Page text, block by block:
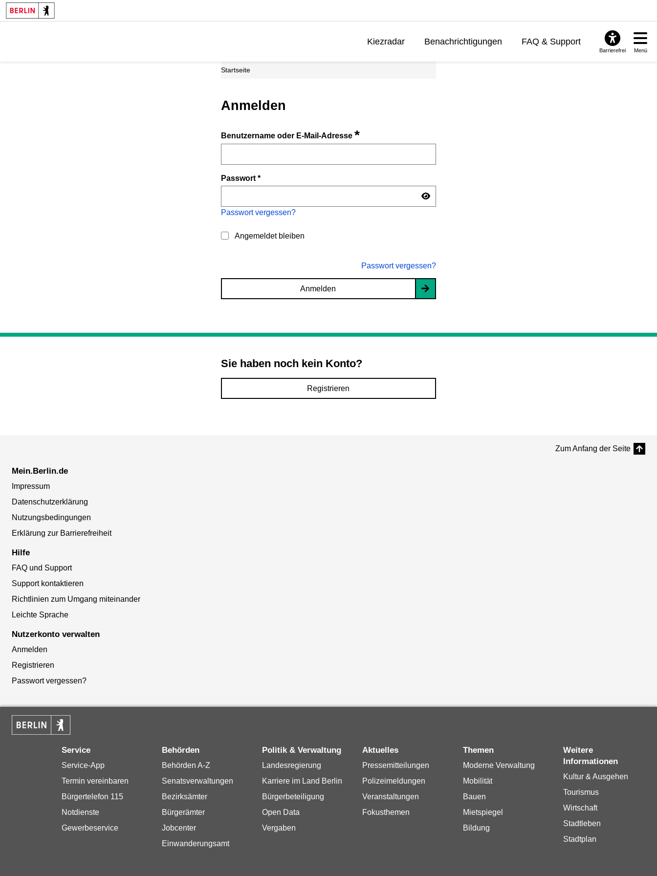
Kiezradar Benachrichtigungen FAQ & Support
Barrierefrei Menü
Startseite
Anmelden
Benutzername oder E-Mail-Adresse*
Passwort*
Passwort vergessen?
Angemeldet bleiben
Passwort vergessen?
Anmelden
Sie haben noch kein Konto?
Registrieren
Zum Anfang der Seite
Mein.Berlin.de
Impressum
Datenschutzerklärung
Nutzungsbedingungen
Erklärung zur Barrierefreiheit
Hilfe
FAQ und Support
Support kontaktieren
Richtlinien zum Umgang miteinander
Leichte Sprache
Nutzerkonto verwalten
Anmelden
Registrieren
Passwort vergessen?
Service
Service-App
Termin vereinbaren
Bürgertelefon 115
Notdienste
Gewerbeservice
Behörden
Behörden A-Z
Senatsverwaltungen
Bezirksämter
Bürgerämter
Jobcenter
Einwanderungsamt
Politik & Verwaltung
Landesregierung
Karriere im Land Berlin
Bürgerbeteiligung
Open Data
Vergaben
Aktuelles
Pressemitteilungen
Polizeimeldungen
Veranstaltungen
Fokusthemen
Themen
Moderne Verwaltung
Mobilität
Bauen
Mietspiegel
Bildung
Weitere
Informationen
Kultur & Ausgehen
Tourismus
Wirtschaft
Stadtleben
Stadtplan